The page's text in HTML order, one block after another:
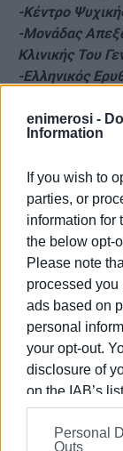
enimerosi -
Information
If you wish to
parties, or
information for
the below opt-
Please note
processed you
ads based on
personal
your opt-out.
disclosure of
on the IAB’s
information
on theIAB’s
Personal
Outs
-Κέντρο
-Μονάδας
Κλινικής Του
-Ελληνικός
-Ξενώνας
Παιδιών τους
Κέρκυρας
Σκοπός της
κοινού μέσα
ακολουθήσει
ειδικότερα
Σας
Εμφανίσεις: 84